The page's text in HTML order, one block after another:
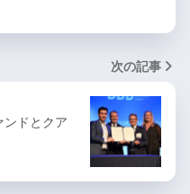
次の記事
ンドとクア